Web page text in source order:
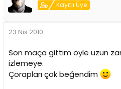
Kayıtlı Üye
23 Nis 2010
Son maça gittim öyle uzun
izlemeye.
Çorapları çok beğendim